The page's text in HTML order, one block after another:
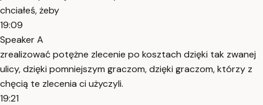
chciałeś, żeby
19:09
Speaker A
zrealizować potężne zlecenie po kosztach dzięki tak zwanej
ulicy, dzięki pomniejszym graczom, dzięki graczom, którzy z
chęcią te zlecenia ci użyczyli.
19:21